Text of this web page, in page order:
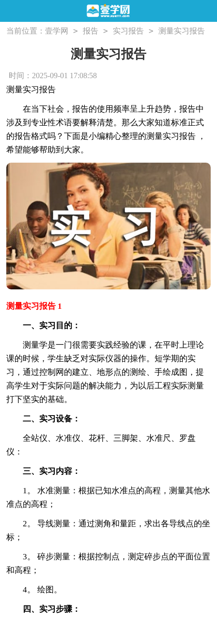
当前位置：壹学网 > 报告 > 实习报告 > 测量实习报告
测量实习报告
时间：2025-09-01 17:08:58
测量实习报告
在当下社会，报告的使用频率呈上升趋势，报告中
涉及到专业性术语要解释清楚。那么大家知道标准正式
的报告格式吗？下面是小编精心整理的测量实习报告 ，
希望能够帮助到大家。
测量实习报告 1
一、实习目的：
测量学是一门很需要实践经验的课，在平时上理论
课的时候，学生缺乏对实际仪器的操作。短学期的实
习，通过控制网的建立、地形点的测绘、手绘成图，提
高学生对于实际问题的解决能力，为以后工程实际测量
打下坚实的基础。
二、实习设备：
全站仪、水准仪、花杆、三脚架、水准尺、罗盘
仪：
三、实习内容：
1。 水准测量：根据已知水准点的高程，测量其他水
准点的高程；
2。 导线测量：通过测角和量距，求出各导线点的坐
标；
3。 碎步测量：根据控制点，测定碎步点的平面位置
和高程；
4。 绘图。
四、实习步骤：